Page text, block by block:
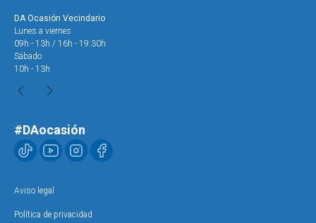
DA Ocasión Vecindario
Lunes a viernes
09h - 13h / 16h - 19:30h
Sábado
10h - 13h
#DAocasión
Aviso legal
Política de privacidad